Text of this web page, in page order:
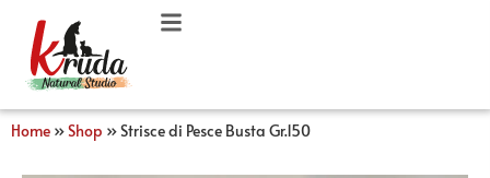
Home »Shop »Strisce di Pesce Busta Gr.150